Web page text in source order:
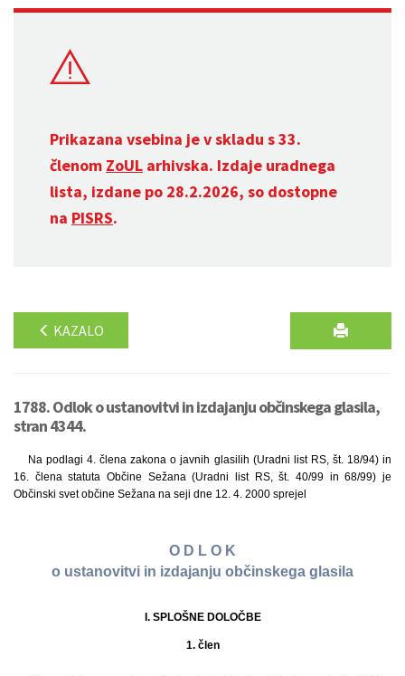
Prikazana vsebina je v skladu s 33.
členom ZoUL arhivska. Izdaje uradnega
lista, izdane po 28.2.2026, so dostopne
na PISRS.
KAZALO
1788. Odlok o ustanovitvi in izdajanju občinskega glasila,
stran 4344.
Na podlagi 4. člena zakona o javnih glasilih (Uradni list RS, št. 18/94) in
16. člena statuta Občine Sežana (Uradni list RS, št. 40/99 in 68/99) je
Občinski svet občine Sežana na seji dne 12. 4. 2000 sprejel
O D L O K
o ustanovitvi in izdajanju občinskega glasila
I. SPLOŠNE DOLOČBE
1. člen